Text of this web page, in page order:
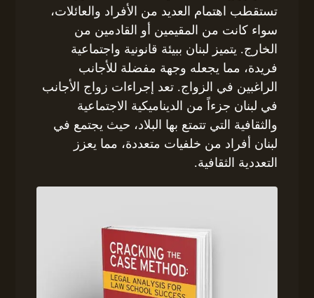
تستقطب اهتمام العديد من الأفراد والعائلات،
سواء كانت من المقيمين أو القادمين من
الخارج. يتميز لبنان ببيئة قانونية واجتماعية
فريدة، مما يجعله وجهة مفضلة للأجانب
الراغبين في الزواج. تعد إجراءات زواج الأجانب
في لبنان جزءاً من الديناميكية الاجتماعية
والثقافية التي تتمتع بها البلاد، حيث يجتمع في
لبنان أفراد من خلفيات متعددة، مما يعزز
التعددية الثقافية.